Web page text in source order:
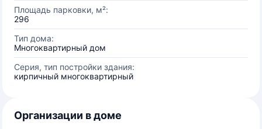
Площадь парковки, м²:
296
Тип дома:
Многоквартирный дом
Серия, тип постройки здания:
кирпичный многоквартирный
Организации в доме